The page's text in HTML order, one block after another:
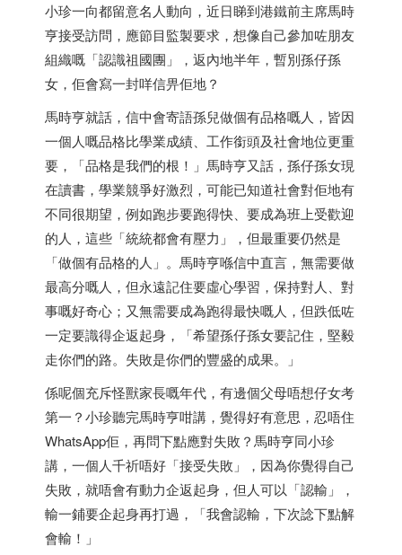
小珍一向都留意名人動向，近日睇到港鐵前主席馬時
亨接受訪問，應節目監製要求，想像自己參加咗朋友
組織嘅「認識祖國團」，返內地半年，暫別孫仔孫
女，佢會寫一封咩信畀佢地？
馬時亨就話，信中會寄語孫兒做個有品格嘅人，皆因
一個人嘅品格比學業成績、工作銜頭及社會地位更重
要，「品格是我們的根！」馬時亨又話，孫仔孫女現
在讀書，學業競爭好激烈，可能已知道社會對佢地有
不同很期望，例如跑步要跑得快、要成為班上受歡迎
的人，這些「統統都會有壓力」，但最重要仍然是
「做個有品格的人」。馬時亨喺信中直言，無需要做
最高分嘅人，但永遠記住要虛心學習，保持對人、對
事嘅好奇心；又無需要成為跑得最快嘅人，但跌低咗
一定要識得企返起身，「希望孫仔孫女要記住，堅毅
走你們的路。失敗是你們的豐盛的成果。」
係呢個充斥怪獸家長嘅年代，有邊個父母唔想仔女考
第一？小珍聽完馬時亨咁講，覺得好有意思，忍唔住
WhatsApp佢，再問下點應對失敗？馬時亨同小珍
講，一個人千祈唔好「接受失敗」，因為你覺得自己
失敗，就唔會有動力企返起身，但人可以「認輸」，
輸一鋪要企起身再打過，「我會認輸，下次諗下點解
會輸！」